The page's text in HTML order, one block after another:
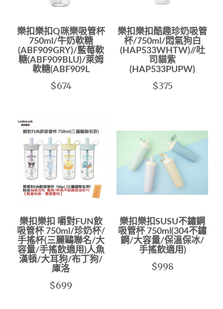
樂扣樂扣Q咪樂吸管杯
750ml/牛奶軟糖
(ABF909GRY)/藍莓軟
糖(ABF909BLU)/萊姆
軟糖(ABF909L
$674
樂扣樂扣酷趣珍奶吸管
杯/750ml/悶氣狗白
(HAP533WHTW)//吐
司貓紫
(HAP533PUPW)
$375
樂扣樂扣 嚼對FUN飲
吸管杯 750ml/珍奶杯/
手搖杯(三麗鷗聯名/大
容量/手搖飲適用)人魚
漢頓/大耳狗/布丁狗/
庫洛
$699
樂扣樂扣SUSU不鏽鋼
吸管杯 750ml(304不鏽
鋼/大容量/保溫保冰/
手搖飲適用)
$998